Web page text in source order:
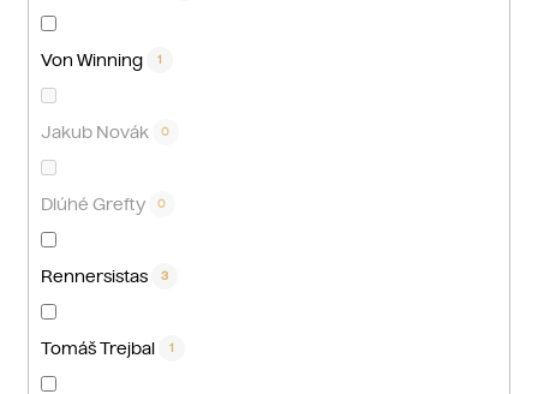
Von Winning 1
Jakub Novák 0
Dlúhé Grefty 0
Rennersistas 3
Tomáš Trejbal 1